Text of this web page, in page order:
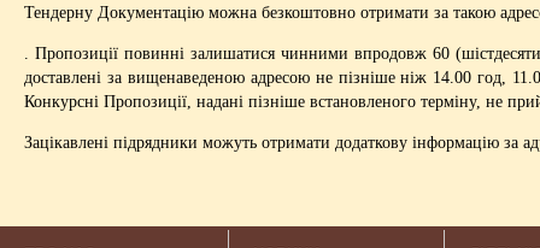
Тендерну Документацію можна безкоштовно отримати за такою
. Пропозиції повинні залишатися чинними впродовж 60
доставлені за вищенаведеною адресою не пізніше ніж 14.00 год,
Конкурсні Пропозиції, надані пізніше встановленого терміну, не
Зацікавлені підрядники можуть отримати додаткову інформацію